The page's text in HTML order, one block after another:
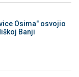
Osima" osvojio
Banji